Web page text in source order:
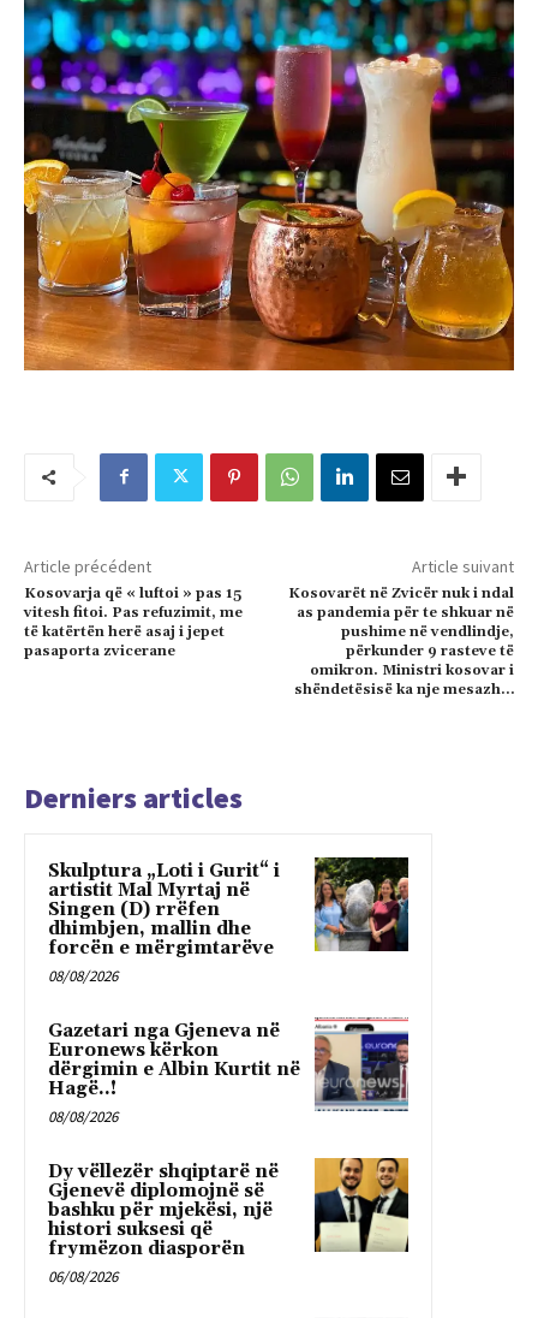
Article précédent
Kosovarja që « luftoi » pas 15
vitesh fitoi. Pas refuzimit, me
të katërtën herë asaj i jepet
pasaporta zvicerane
Article suivant
Kosovarët në Zvicër nuk i ndal
as pandemia për te shkuar në
pushime në vendlindje,
përkunder 9 rasteve të
omikron. Ministri kosovar i
shëndetësisë ka nje mesazh…
Derniers articles
Skulptura „Loti i Gurit“ i
artistit Mal Myrtaj në
Singen (D) rrëfen
dhimbjen, mallin dhe
forcën e mërgimtarëve
08/08/2026
Gazetari nga Gjeneva në
Euronews kërkon
dërgimin e Albin Kurtit në
Hagë..!
08/08/2026
Dy vëllezër shqiptarë në
Gjenevë diplomojnë së
bashku për mjekësi, një
histori suksesi që
frymëzon diasporën
06/08/2026